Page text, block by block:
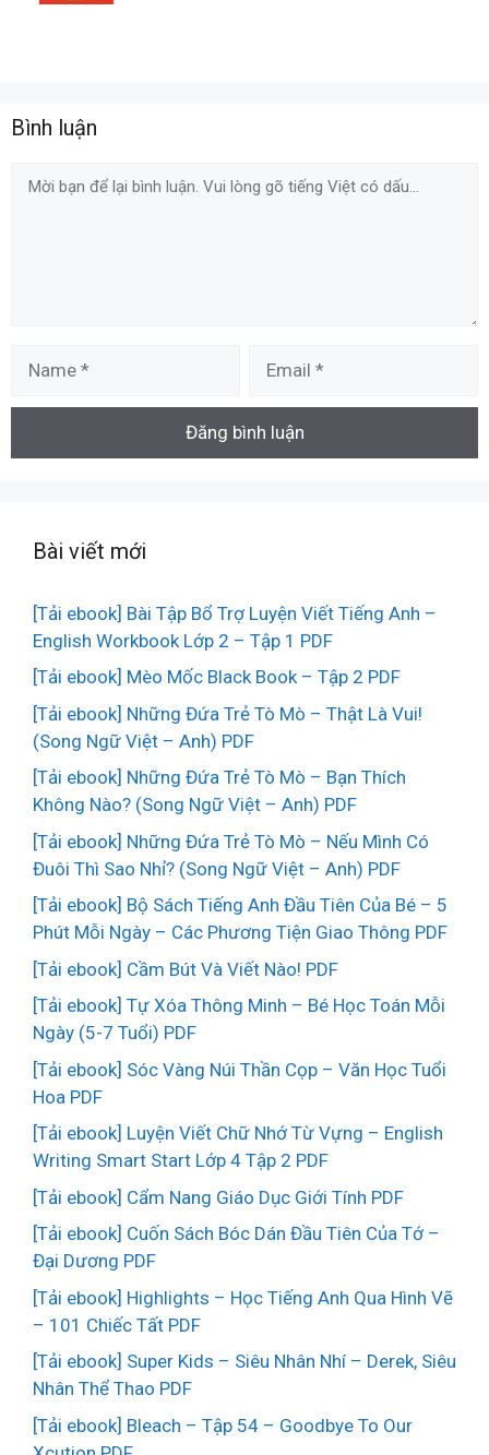
Bình luận
Comment
Bài viết mới
[Tải ebook] Bài Tập Bổ Trợ Luyện Viết Tiếng Anh –
English Workbook Lớp 2 – Tập 1 PDF
[Tải ebook] Mèo Mốc Black Book – Tập 2 PDF
[Tải ebook] Những Đứa Trẻ Tò Mò – Thật Là Vui!
(Song Ngữ Việt – Anh) PDF
[Tải ebook] Những Đứa Trẻ Tò Mò – Bạn Thích
Không Nào? (Song Ngữ Việt – Anh) PDF
[Tải ebook] Những Đứa Trẻ Tò Mò – Nếu Mình Có
Đuôi Thì Sao Nhỉ? (Song Ngữ Việt – Anh) PDF
[Tải ebook] Bộ Sách Tiếng Anh Đầu Tiên Của Bé – 5
Phút Mỗi Ngày – Các Phương Tiện Giao Thông PDF
[Tải ebook] Cầm Bút Và Viết Nào! PDF
[Tải ebook] Tự Xóa Thông Minh – Bé Học Toán Mỗi
Ngày (5-7 Tuổi) PDF
[Tải ebook] Sóc Vàng Núi Thần Cọp – Văn Học Tuổi
Hoa PDF
[Tải ebook] Luyện Viết Chữ Nhớ Từ Vựng – English
Writing Smart Start Lớp 4 Tập 2 PDF
[Tải ebook] Cẩm Nang Giáo Dục Giới Tính PDF
[Tải ebook] Cuốn Sách Bóc Dán Đầu Tiên Của Tớ –
Đại Dương PDF
[Tải ebook] Highlights – Học Tiếng Anh Qua Hình Vẽ
– 101 Chiếc Tất PDF
[Tải ebook] Super Kids – Siêu Nhân Nhí – Derek, Siêu
Nhân Thể Thao PDF
[Tải ebook] Bleach – Tập 54 – Goodbye To Our